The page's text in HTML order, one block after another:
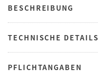
BESCHREIBUNG
TECHNISCHE DETAILS
PFLICHTANGABEN